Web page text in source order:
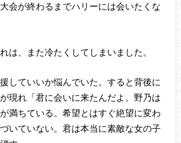
大会が終わるまでハリーには会いたくな
は、また冷たくしてしまいました。
していいか悩んでいた。すると背後に
現れ「君に会いに来たんだよ。野乃は
満ちている。希望とはすぐ絶望に変わ
いていない。君は本当に素敵な女の子